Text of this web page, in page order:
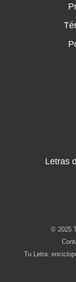
Letras
© 2025
Tu Letra: